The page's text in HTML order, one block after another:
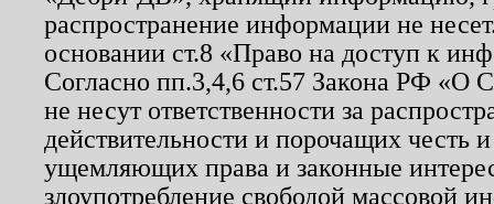
распространение информации не
основании ст.8 «Право на доступ к
Согласно пп.3,4,6 ст.57 Закона РФ «О
не несут ответственности за
действительности и порочащих честь
ущемляющих права и законные
злоупотребление свободой массовой